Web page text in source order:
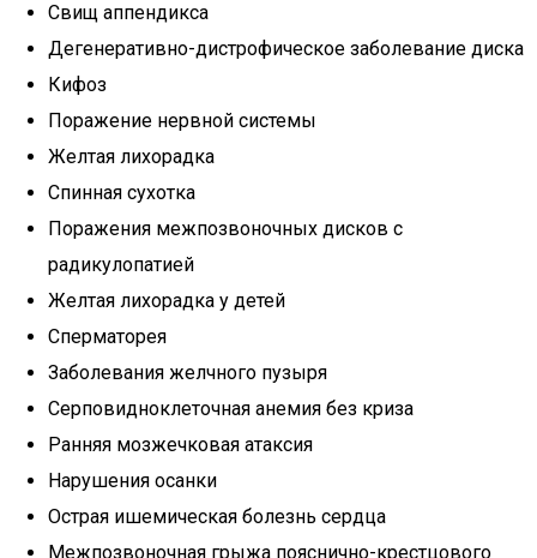
Свищ аппендикса
Дегенеративно-дистрофическое заболевание диска
Кифоз
Поражение нервной системы
Желтая лихорадка
Спинная сухотка
Поражения межпозвоночных дисков с
радикулопатией
Желтая лихорадка у детей
Сперматорея
Заболевания желчного пузыря
Серповидноклеточная анемия без криза
Ранняя мозжечковая атаксия
Нарушения осанки
Острая ишемическая болезнь сердца
Межпозвоночная грыжа пояснично-крестцового